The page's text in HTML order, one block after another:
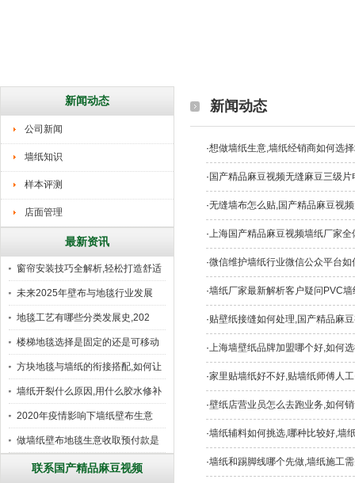
新闻动态
公司新闻
墙纸知识
样本评测
店面管理
最新资讯
窗帘安装技巧全解析,轻松打造舒适
未来2025年壁布与地毯行业发展
地毯工艺有哪些分类发展史,202
楼梯地毯选择是固定的还是可移动
好
方块地毯与墙纸的衔接搭配,如何让
墙纸开裂什么原因,用什么胶水修补
2020年疫情影响下墙纸壁布生意
做墙纸壁布地毯生意收取预付款是
联系国产精品麻豆视频
新闻动态
·想做墙纸生意,墙纸经销商如何选
· 国产精品麻豆视频无缝麻豆三级
·无缝墙布怎么贴,国产精品麻豆视
·上海国产精品麻豆视频墙纸厂家
·微信维护墙纸行业微信公众平台
·墙纸厂家最新解析客户疑问PVC
·贴壁纸接缝如何处理,国产精品麻豆
·上海墙壁纸品牌加盟哪个好,如何
·家里贴墙纸好不好,贴墙纸师傅人
·壁纸店营业员怎么去跑业务,如何
·墙纸辅料如何挑选,哪种比较好,墙
·墙纸和踢脚线哪个先做,墙纸施工